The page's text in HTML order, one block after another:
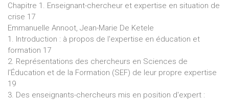
Chapitre 1. Enseignant-chercheur et expertise en situation de
crise 17
Emmanuelle Annoot, Jean-Marie De Ketele
1. Introduction : à propos de l'expertise en éducation et
formation 17
2. Représentations des chercheurs en Sciences de
l'Éducation et de la Formation (SEF) de leur propre expertise
19
3. Des enseignants-chercheurs mis en position d'expert :